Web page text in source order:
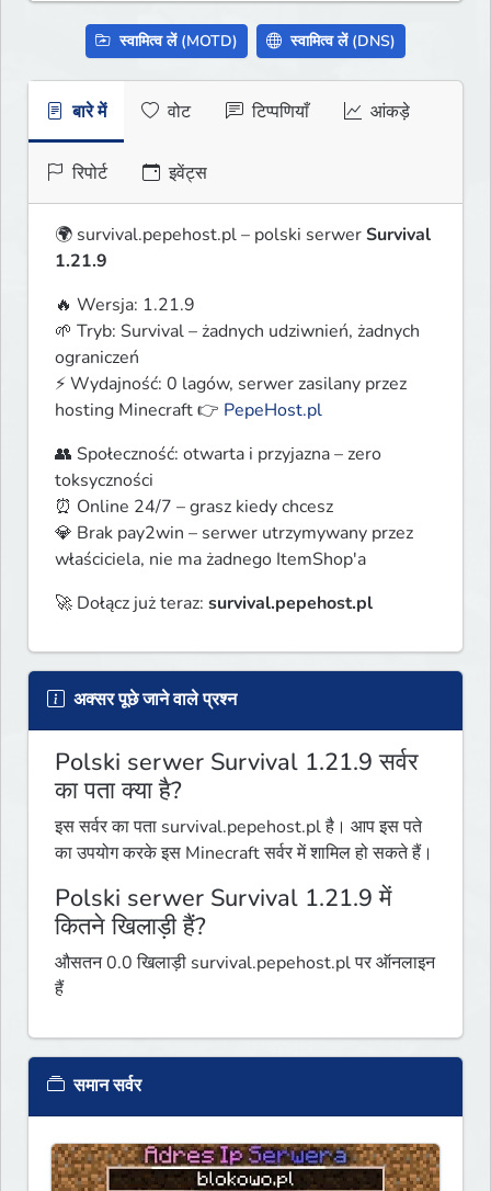
स्वामित्व लें (MOTD) स्वामित्व लें (DNS)
बारे में वोट टिप्पणियाँ आंकड़े
रिपोर्ट इवेंट्स
🌍 survival.pepehost.pl – polski serwer Survival
1.21.9
🔥 Wersja: 1.21.9
🌱 Tryb: Survival – żadnych udziwnień, żadnych
ograniczeń
⚡ Wydajność: 0 lagów, serwer zasilany przez
hosting Minecraft 👉 PepeHost.pl
👥 Społeczność: otwarta i przyjazna – zero
toksyczności
⏰ Online 24/7 – grasz kiedy chcesz
💎 Brak pay2win – serwer utrzymywany przez
właściciela, nie ma żadnego ItemShop'a
🚀 Dołącz już teraz: survival.pepehost.pl
अक्सर पूछे जाने वाले प्रश्न
Polski serwer Survival 1.21.9 सर्वर
का पता क्या है?
इस सर्वर का पता survival.pepehost.pl है। आप इस पते
का उपयोग करके इस Minecraft सर्वर में शामिल हो सकते हैं।
Polski serwer Survival 1.21.9 में
कितने खिलाड़ी हैं?
औसतन 0.0 खिलाड़ी survival.pepehost.pl पर ऑनलाइन
हैं
समान सर्वर